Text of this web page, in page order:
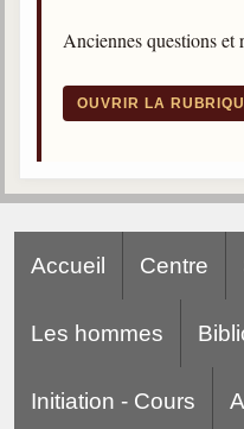
trimestrielles
Sujets du mois
Maximes
Anciennes questions et
OUVRIR LA
Accueil Centre
Les hommes
Initiation - Cours